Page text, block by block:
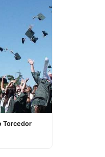
Torcedor